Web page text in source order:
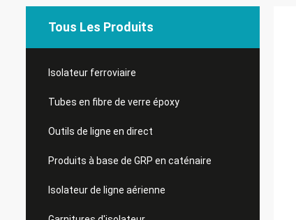
Tous Les Produits
Isolateur ferroviaire
Tubes en fibre de verre époxy
Outils de ligne en direct
Produits à base de GRP en caténaire
Isolateur de ligne aérienne